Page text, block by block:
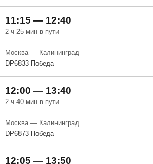
11:15 — 12:40
2 ч 25 мин в пути
Москва — Калининград
DP6833 Победа
12:00 — 13:40
2 ч 40 мин в пути
Москва — Калининград
DP6873 Победа
12:05 — 13:50